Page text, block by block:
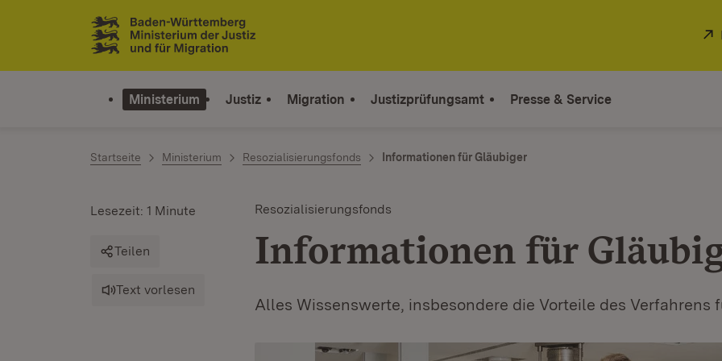
Zum Inhalt springen
Link zur Startseite
Ministerium Justiz Migration Justizprüfungsamt Presse & Service
Startseite Ministerium Resozialisierungsfonds Informationen für Gläubiger
Resozialisierungsfonds
Informationen für
Alles Wissenswerte, insbesondere die Vorteile des Verfahrens
Lesezeit: 1 Minute
Teilen
Text vorlesen